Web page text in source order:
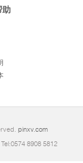
助
pinxv.com
Tel:0574 8908 5812